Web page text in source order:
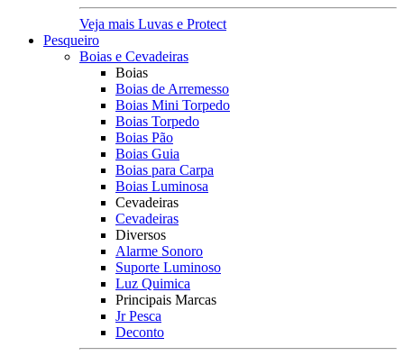
Veja mais Luvas e Protect
Pesqueiro
Boias e Cevadeiras
Boias
Boias de Arremesso
Boias Mini Torpedo
Boias Torpedo
Boias Pão
Boias Guia
Boias para Carpa
Boias Luminosa
Cevadeiras
Cevadeiras
Diversos
Alarme Sonoro
Suporte Luminoso
Luz Quimica
Principais Marcas
Jr Pesca
Deconto